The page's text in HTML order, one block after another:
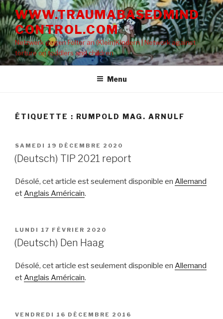
Aller
au
contenu
principal
WWW.TRAUMABASEDMIND
CONTROL.COM
Netzwerk gegen Folter an (Klein)Kindern | Network against
torture on toddlers and children
Menu
ÉTIQUETTE : RUMPOLD MAG. ARNULF
PUBLIÉ
LE
SAMEDI 19 DÉCEMBRE 2020
(Deutsch) TIP 2021 report
Désolé, cet article est seulement disponible en Allemand
etAnglais Américain.
PUBLIÉ
LE
LUNDI 17 FÉVRIER 2020
(Deutsch) Den Haag
Désolé, cet article est seulement disponible en Allemand
etAnglais Américain.
PUBLIÉ
VENDREDI 16 DÉCEMBRE 2016